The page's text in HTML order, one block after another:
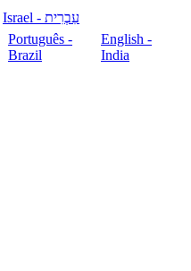
עִבְרִית - Israel
Português -
Brazil
English -
India